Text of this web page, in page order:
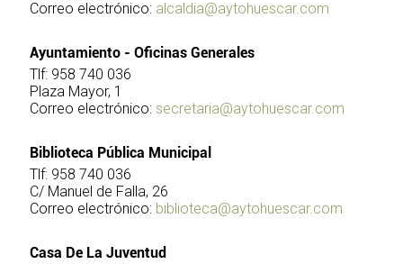
Correo electrónico: alcaldia@aytohuescar.com
Ayuntamiento - Oficinas Generales
Tlf: 958 740 036
Plaza Mayor, 1
Correo electrónico: secretaria@aytohuescar.com
Biblioteca Pública Municipal
Tlf: 958 740 036
C/ Manuel de Falla, 26
Correo electrónico: biblioteca@aytohuescar.com
Casa De La Juventud